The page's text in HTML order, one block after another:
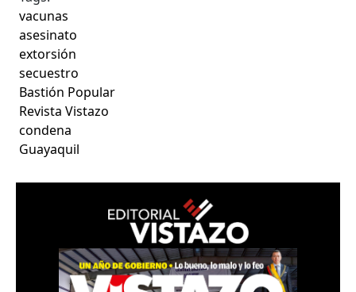
vacunas
asesinato
extorsión
secuestro
Bastión Popular
Revista Vistazo
condena
Guayaquil